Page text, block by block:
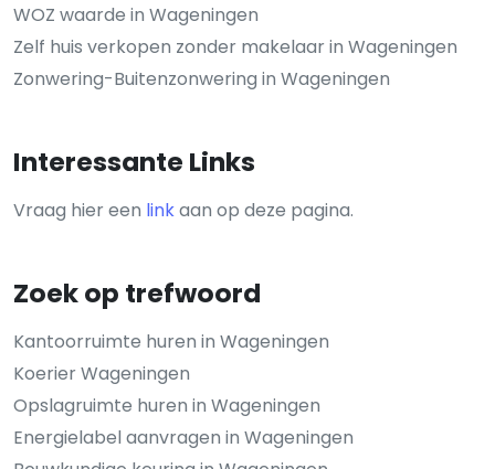
WOZ waarde in Wageningen
Zelf huis verkopen zonder makelaar in Wageningen
Zonwering-Buitenzonwering in Wageningen
Interessante Links
Vraag hier een linkaan op deze pagina.
Zoek op trefwoord
Kantoorruimte huren in Wageningen
Koerier Wageningen
Opslagruimte huren in Wageningen
Energielabel aanvragen in Wageningen